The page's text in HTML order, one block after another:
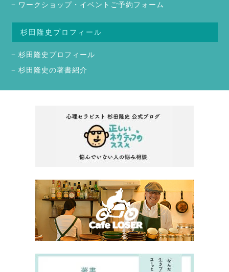
ワークショップ・イベントご予約フォーム
杉田隆史プロフィール
杉田隆史プロフィール
杉田隆史の著書紹介